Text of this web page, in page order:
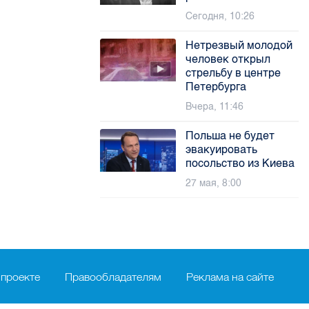
Сегодня, 10:26
Нетрезвый молодой
человек открыл
стрельбу в центре
Петербурга
Вчера, 11:46
Польша не будет
эвакуировать
посольство из Киева
27 мая, 8:00
Правообладателям Реклама на сайте